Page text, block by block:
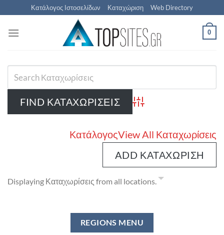
Μετάβαση
στο
περιεχόμενο
Κατάλογος Ιστοσελίδων Καταχώριση Web Directory
0
Advanced Search
ΚατάλογοςView All Καταχωρίσεις
ADD ΚΑΤΑΧΏΡΙΣΗ
Displaying Καταχωρίσεις from all locations.